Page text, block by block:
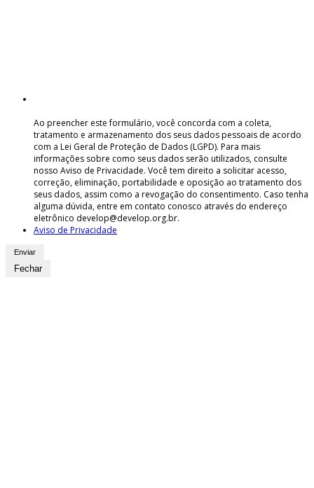
Ao preencher este formulário, você concorda com a coleta,
tratamento e armazenamento dos seus dados pessoais de acordo
com a Lei Geral de Proteção de Dados (LGPD). Para mais
informações sobre como seus dados serão utilizados, consulte
nosso Aviso de Privacidade. Você tem direito a solicitar acesso,
correção, eliminação, portabilidade e oposição ao tratamento dos
seus dados, assim como a revogação do consentimento. Caso tenha
alguma dúvida, entre em contato conosco através do endereço
eletrônico develop@develop.org.br.
Aviso de Privacidade
Fechar